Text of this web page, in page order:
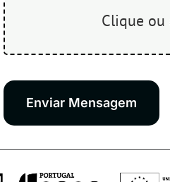
Enviar Mensagem